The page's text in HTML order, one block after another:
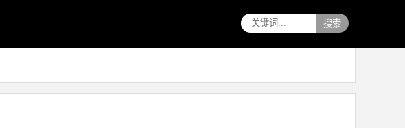
搜索